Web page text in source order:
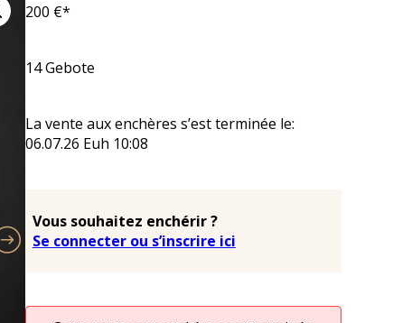
200 €*
14Gebote
La vente aux enchères s’est terminée le:
06.07.26 Euh 10:08
Vous souhaitez enchérir ?
Se connecter ou s’inscrire ici